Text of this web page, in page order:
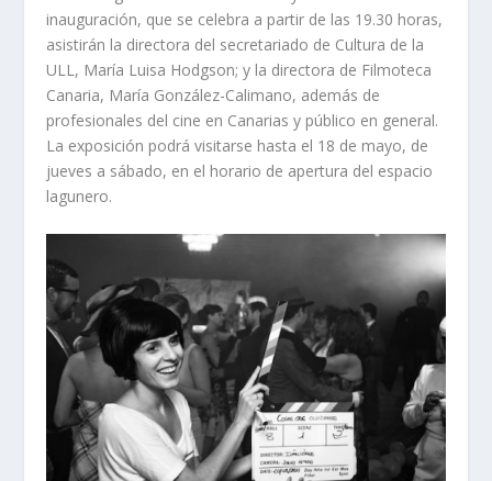
inauguración, que se celebra a partir de las 19.30 horas,
asistirán la directora del secretariado de Cultura de la
ULL, María Luisa Hodgson; y la directora de Filmoteca
Canaria, María González-Calimano, además de
profesionales del cine en Canarias y público en general.
La exposición podrá visitarse hasta el 18 de mayo, de
jueves a sábado, en el horario de apertura del espacio
lagunero.